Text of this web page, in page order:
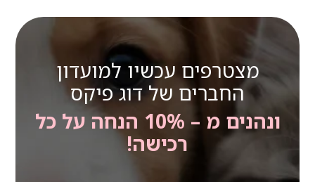
מצטרפים עכשיו למועדון
החברים של דוג פיקס
ונהנים מ – 10% הנחה על כל
רכישה!